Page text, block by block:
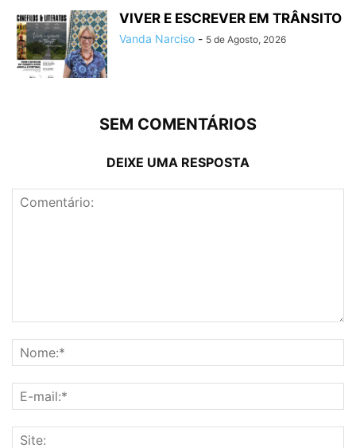
VIVER E ESCREVER EM TRÂNSITO
Vanda Narciso - 5 de Agosto, 2026
SEM COMENTÁRIOS
DEIXE UMA RESPOSTA